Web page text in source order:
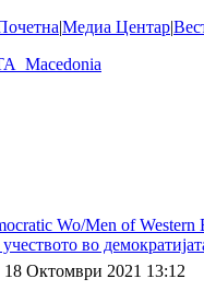
|Медиа Центар|
Wo/Men of Western
во
Октомври 2021 13:12